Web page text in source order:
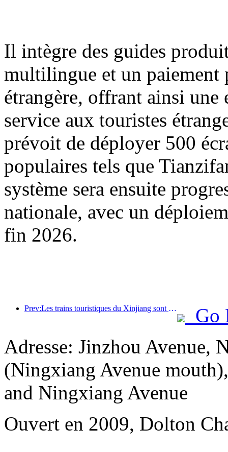
Il intègre des guides
multilingue et un paiement
étrangère, offrant ainsi
service aux touristes
prévoit de déployer 500
populaires tels que
système sera ensuite
nationale, avec un
fin 2026.
Prev:Les trains touristiques du Xinjiang sont en plein essor, stimulant l'économie culturelle et touristique
Go
Adresse: Jinzhou Avenue,
(Ningxiang Avenue
and Ningxiang Avenue
Ouvert en 2009, Dolton